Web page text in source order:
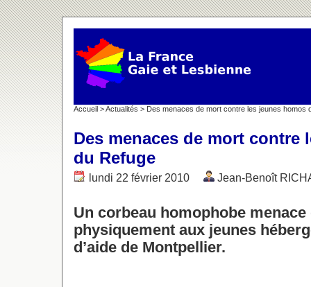
Accueil >Actualités > Des menaces de mort contre les jeunes homos
Des menaces de mort contre
du Refuge
lundi 22 février 2010 Jean-Benoît
Un corbeau homophobe menace
physiquement aux jeunes
d’aide de Montpellier.